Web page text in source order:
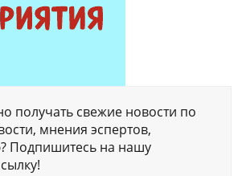
получать свежие новости по
мнения эспертов,
Подпишитесь на нашу